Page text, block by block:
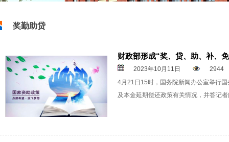
奖勤助贷
财政部形成“奖、贷、助、补、
2023年10月11日
2944
4月21日15时，国务院新闻办公室举行
及本金延期偿还政策有关情况，并答记